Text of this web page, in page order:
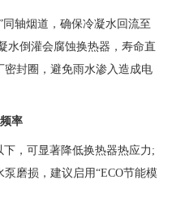
轴烟道，确保冷凝水回流至
水倒灌会腐蚀换热器，寿命直
封圈，避免雨水渗入造成电
率
，可显著降低换热器热应力;
磨损，建议启用“ECO节能模